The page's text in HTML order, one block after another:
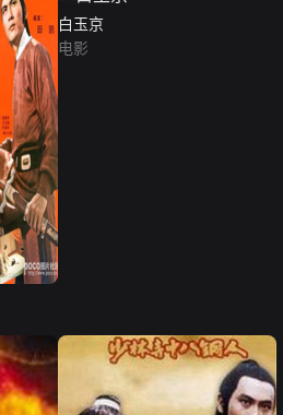
白玉京
电影